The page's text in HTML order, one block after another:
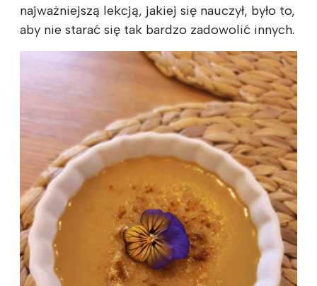
najważniejszą lekcją, jakiej się nauczył, było to,
aby nie starać się tak bardzo zadowolić innych.